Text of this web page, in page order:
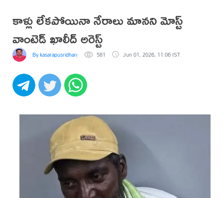
కాళ్లు లేకపోయినా నేరాలు మానని మోస్ట్
వాంటెడ్ ఖాలీద్ అరెస్ట్
By kasarapusridhargoud 581 Jun 01, 2026, 11:06 IST